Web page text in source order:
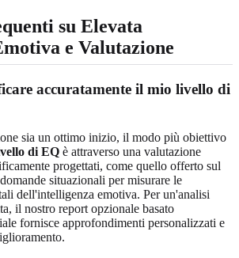
su Elevata
e Valutazione
accuratamente il mio livello di
sia un ottimo inizio, il modo più obiettivo
di EQ è attraverso una valutazione
progettati, come quello offerto sul
situazionali per misurare le
dell'intelligenza emotiva. Per un'analisi
il nostro report opzionale basato
fornisce approfondimenti personalizzati e